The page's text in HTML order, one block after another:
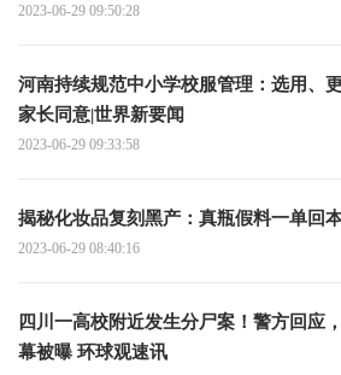
2023-06-29 09:50:28
河南持续规范中小学校服管理：选用、
家长同意|世界新要闻
2023-06-29 09:33:58
揭秘化妆品复刻黑产：真瓶假料一单回
2023-06-29 08:40:16
四川一高校附近发生分尸案！警方回应
幕被曝 环球观速讯